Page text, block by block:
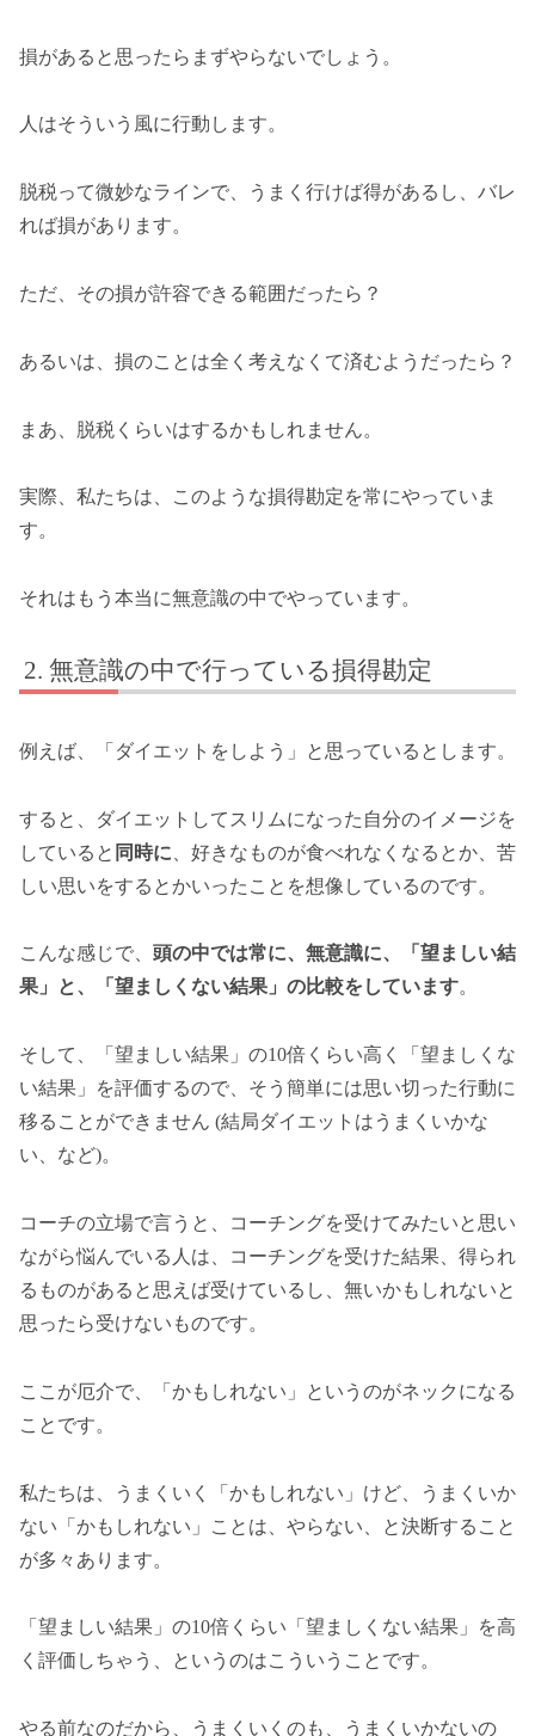
損があると思ったらまずやらないでしょう。
人はそういう風に行動します。
脱税って微妙なラインで、うまく行けば得があるし、バレ
れば損があります。
ただ、その損が許容できる範囲だったら？
あるいは、損のことは全く考えなくて済むようだったら？
まあ、脱税くらいはするかもしれません。
実際、私たちは、このような損得勘定を常にやっていま
す。
それはもう本当に無意識の中でやっています。
無意識の中で行っている損得勘定
例えば、「ダイエットをしよう」と思っているとします。
すると、ダイエットしてスリムになった自分のイメージを
していると 同時に 、好きなものが食べれなくなるとか、苦
しい思いをするとかいったことを想像しているのです。
こんな感じで、 頭の中では常に、無意識に、「望ましい結
果」と、「望ましくない結果」の比較をしています。
そして、「望ましい結果」の10倍くらい高く「望ましくな
い結果」を評価するので、そう簡単には思い切った行動に
移ることができません (結局ダイエットはうまくいかな
い、など)。
コーチの立場で言うと、コーチングを受けてみたいと思い
ながら悩んでいる人は、コーチングを受けた結果、得られ
るものがあると思えば受けているし、無いかもしれないと
思ったら受けないものです。
ここが厄介で、「かもしれない」というのがネックになる
ことです。
私たちは、うまくいく「かもしれない」けど、うまくいか
ない「かもしれない」ことは、やらない、と決断すること
が多々あります。
「望ましい結果」の10倍くらい「望ましくない結果」を高
く評価しちゃう、というのはこういうことです。
やる前なのだから、うまくいくのも、うまくいかないの